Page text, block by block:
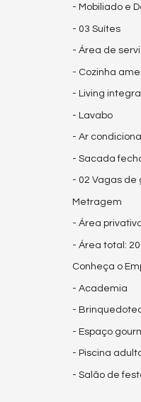
- Mobiliado e
- 03 Suítes
- Área de
- Cozinha
- Living
- Lavabo
- Ar
- Sacada
- 02 Vagas de
Metragem
- Área
- Área total:
Conheça o
- Academia
-
- Espaço
- Piscina
- Salão de